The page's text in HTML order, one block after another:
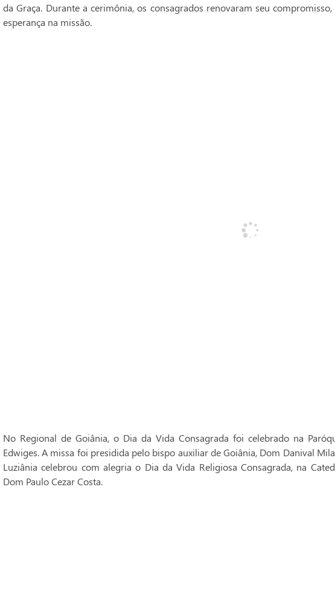
da Graça. Durante a cerimônia, os consagrados renovaram seu
esperança na missão.
No Regional de Goiânia, o Dia da Vida Consagrada foi celebrado na
Edwiges. A missa foi presidida pelo bispo auxiliar de Goiânia, Dom Danival
Luziânia celebrou com alegria o Dia da Vida Religiosa Consagrada, na
Dom Paulo Cezar Costa.